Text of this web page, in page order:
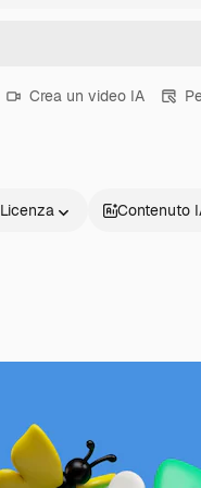
Crea un video IA
Licenza Contenuto